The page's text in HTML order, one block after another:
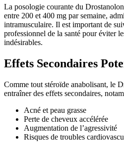
La posologie courante du
entre 200 et 400 mg par semaine,
intramusculaire. Il est important de
professionnel de la santé pour éviter
indésirables.
Effets Secondaires
Comme tout stéroïde anabolisant, le
entraîner des effets secondaires,
Acné et peau grasse
Perte de cheveux accélérée
Augmentation de l’agressivité
Risques de troubles